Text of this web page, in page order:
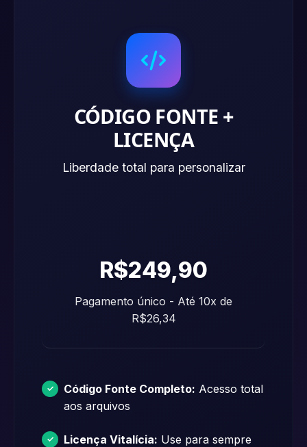
CÓDIGO FONTE +
LICENÇA
Liberdade total para personalizar
R$249,90
Pagamento único - Até 10x de
R$26,34
Código Fonte Completo: Acesso total
aos arquivos
Licença Vitalícia: Use para sempre